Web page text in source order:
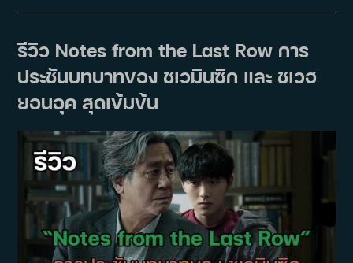
Kingdom
แต่
มือ
ปราบ
ผี
Constantine
เกาหลี
รีวิว Notes from the Last Row การ
ประชันบทบาทของ ชเวมินซิก และ ชเวฮ
ยอนอุค สุดเข้มข้น